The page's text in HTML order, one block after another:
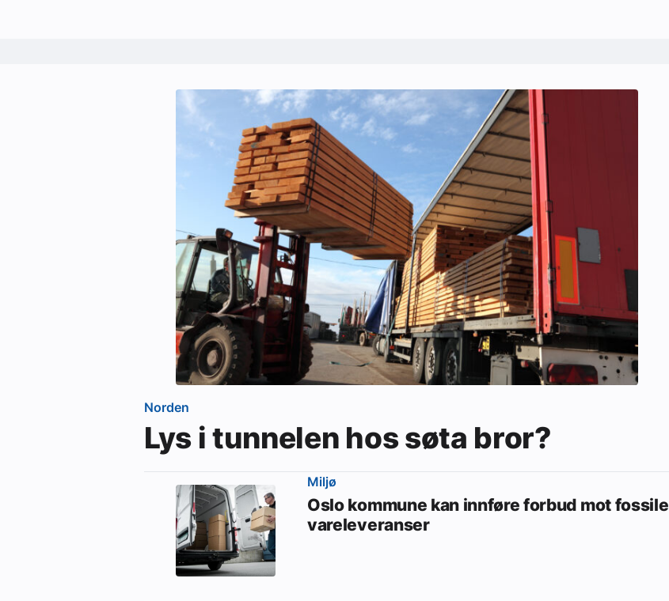
Norden
Lys i tunnelen hos søta bror?
Miljø
Oslo kommune kan innføre forbud mot fossile
vareleveranser